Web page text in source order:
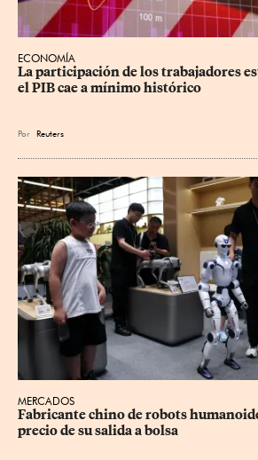
ECONOMÍA
La participación de los trabajadores
el PIB cae a mínimo histórico
Por Reuters
MERCADOS
Fabricante chino de robots
precio de su salida a bolsa